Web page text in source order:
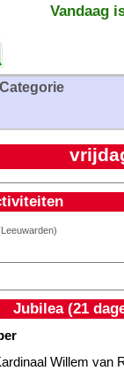
Vandaag
Categorie
Jubilea (21
Willem van